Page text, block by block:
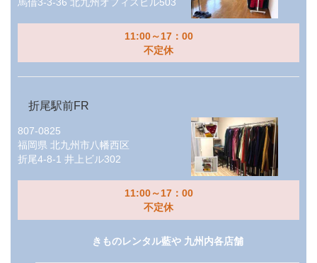
11:00～17：00
不定休
折尾駅前FR
807-0825
福岡県 北九州市八幡西区
折尾4-8-1 井上ビル302
11:00～17：00
不定休
きものレンタル藍や 九州内各店舗